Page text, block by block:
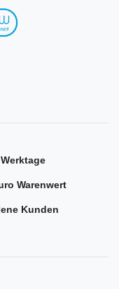
Warenwert
Kunden